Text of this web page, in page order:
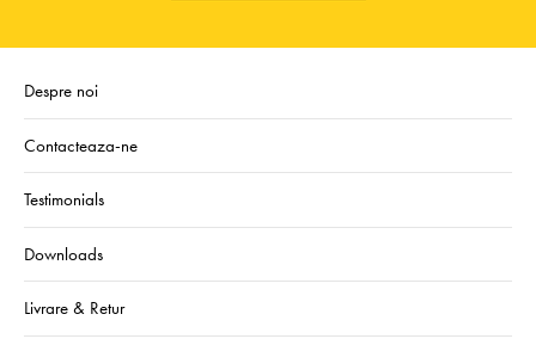
Despre noi
Contacteaza-ne
Testimonials
Downloads
Livrare & Retur